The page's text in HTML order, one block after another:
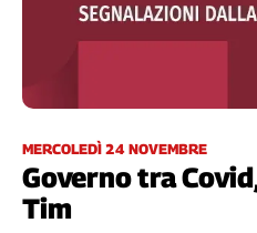
Internazionale
Categorie
Filcams
MERCOLEDÌ 24 NOVEMBRE
Governo tra
Tim